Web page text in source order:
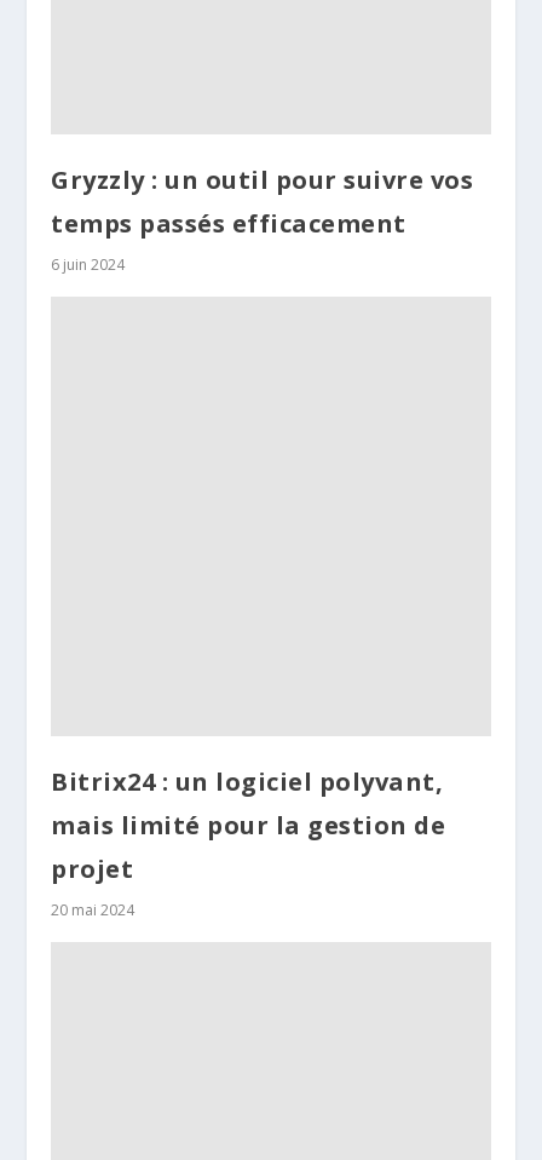
Gryzzly : un outil pour suivre vos
temps passés efficacement
6 juin 2024
Bitrix24 : un logiciel polyvant,
mais limité pour la gestion de
projet
20 mai 2024